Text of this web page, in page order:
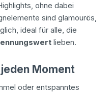
ohne dabei
sind glamourös,
ideal für alle, die
lieben.
Moment
oder entspanntes